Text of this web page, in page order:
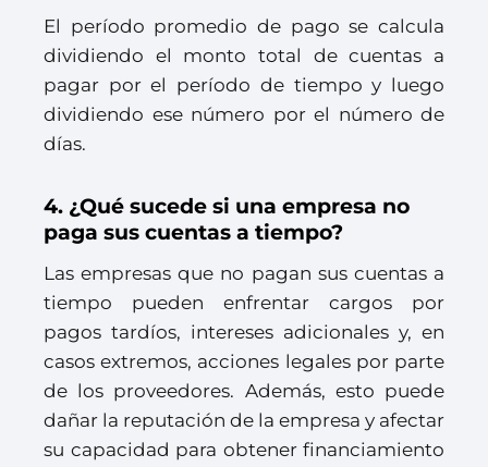
El período promedio de pago se calcula
dividiendo el monto total de cuentas a
pagar por el período de tiempo y luego
dividiendo ese número por el número de
días.
4. ¿Qué sucede si una empresa no
paga sus cuentas a tiempo?
Las empresas que no pagan sus cuentas a
tiempo pueden enfrentar cargos por
pagos tardíos, intereses adicionales y, en
casos extremos, acciones legales por parte
de los proveedores. Además, esto puede
dañar la reputación de la empresa y afectar
su capacidad para obtener financiamiento